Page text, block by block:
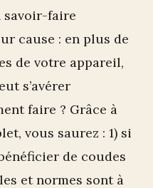
savoir-faire
cause : en plus de
de votre appareil,
s’avérer
faire ? Grâce à
vous saurez : 1) si
de coudes
et normes sont à